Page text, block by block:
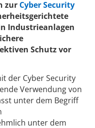
zur Cyber Security
Industrieanlagen
Schutz vor
der Cyber Security
Verwendung von
unter dem Begriff
unter dem